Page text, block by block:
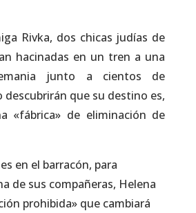
Rivka, dos chicas judías de
hacinadas en un tren a una
junto a cientos de
descubrirán que su destino es,
«fábrica» de eliminación de
en el barracón, para
de sus compañeras, Helena
prohibida» que cambiará